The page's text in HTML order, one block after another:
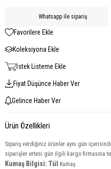
Whatsapp ile sipariş
Favorilere Ekle
Koleksiyona Ekle
İstek Listeme Ekle
Fiyat Düşünce Haber Ver
Gelince Haber Ver
Ürün Özellikleri
Sipariş verdiğiniz ürünler aynı gün
siparişler ertesi gün ilgili kargo firmasına
Kumaş Bilgisi: Tül Kumaş